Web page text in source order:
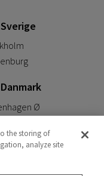
Ø
the storing of
analyze site